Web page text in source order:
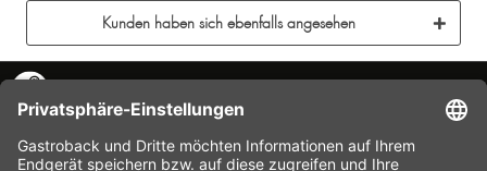
Kunden haben sich ebenfalls angesehen
SERVICE HOTLINE